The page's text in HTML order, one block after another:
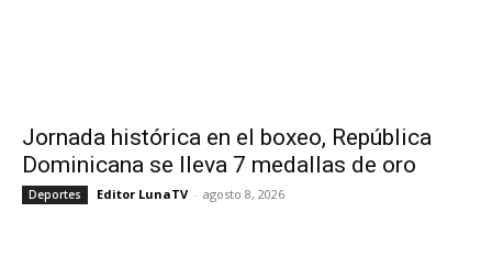
Jornada histórica en el boxeo, República
Dominicana se lleva 7 medallas de oro
Deportes Editor LunaTV - agosto 8, 2026